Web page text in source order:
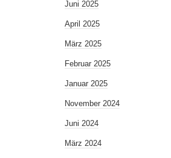
Juni 2025
April 2025
März 2025
Februar 2025
Januar 2025
November 2024
Juni 2024
März 2024